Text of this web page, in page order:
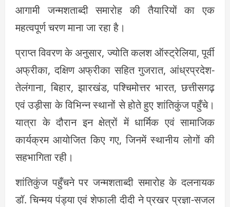
आगामी जन्मशताब्दी समारोह की तैयारियों का एक
महत्वपूर्ण चरण माना जा रहा है।
प्राप्त विवरण के अनुसार, ज्योति कलश ऑस्ट्रेलिया, पूर्वी
अफ्रीका, दक्षिण अफ्रीका सहित गुजरात, आंध्रप्रदेश-
तेलंगाना, बिहार, झारखंड, पश्चिमोत्तर भारत, छत्तीसगढ़
एवं उड़ीसा के विभिन्न स्थानों से होते हुए शांतिकुंज पहुँचे।
यात्रा के दौरान इन क्षेत्रों में धार्मिक एवं सामाजिक
कार्यक्रम आयोजित किए गए, जिनमें स्थानीय लोगों की
सहभागिता रही।
शांतिकुंज पहुँचने पर जन्मशताब्दी समारोह के दलनायक
डॉ. चिन्मय पंड्या एवं शेफाली दीदी ने प्रखर प्रज्ञा-सजल